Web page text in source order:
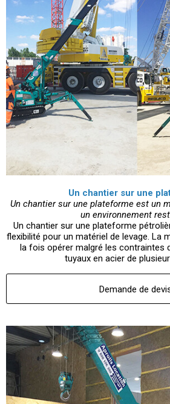
Un chantier sur une
Un chantier sur une plateforme est un
un environnement
Un chantier sur une plateforme
flexibilité pour un matériel de levage. La
la fois opérer malgré les contraintes
tuyaux en acier de
Demande de